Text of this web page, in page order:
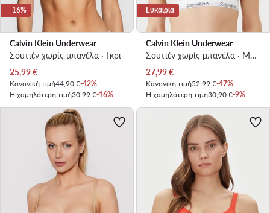
-16%
Calvin Klein Underwear
Σουτιέν χωρίς μπανέλα · Γκρι
Τρέχουσα τιμή
25,99€
Κανονική τιμή44,90 €-42%
Η χαμηλότερη τιμή30,99 €-16%
Ευκαιρία
Calvin Klein Underwear
Σουτιέν χωρίς μπανέλα · Μπεζ
Τρέχουσα τιμή
27,99€
Κανονική τιμή52,99 €-47%
Η χαμηλότερη τιμή30,90 €-9%